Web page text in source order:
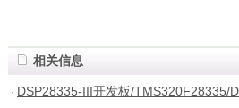
相关信息
· DSP28335-III开发板/TMS320F28335/